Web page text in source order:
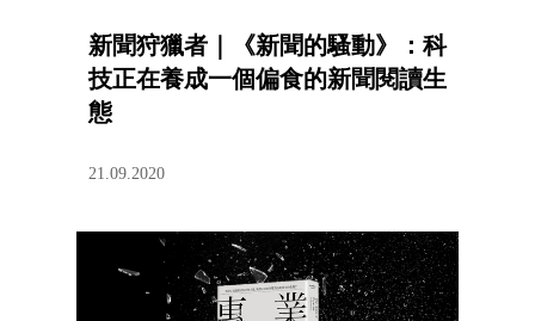
新聞狩獵者｜《新聞的騷動》：科
技正在養成一個偏食的新聞閱讀生
態
21.09.2020